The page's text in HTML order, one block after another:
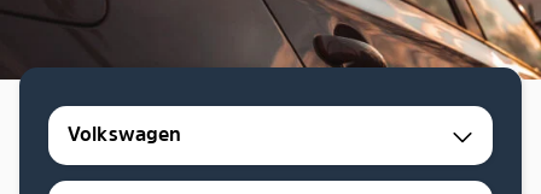
Volkswagen